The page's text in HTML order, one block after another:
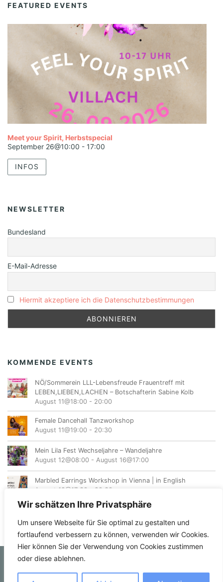
Wir schätzen Ihre Privatsphäre
Um unsere Webseite für Sie optimal zu gestalten und
fortlaufend verbessern zu können, verwenden wir Cookies.
Hier können Sie der Verwendung von Cookies zustimmen
oder diese ablehnen.
FEATURED EVENTS
Meet your Spirit, Herbstspecial
September 26@10:00 - 17:00
INFOS
NEWSLETTER
Bundesland
E-Mail-Adresse
Hiermit akzeptiere ich die Datenschutzbestimmungen
KOMMENDE EVENTS
NÖ/Sommerein LLL-Lebensfreude Frauentreff mit
LEBEN,LIEBEN,LACHEN – Botschafterin Sabine Kolb
August 11@18:00 - 20:00
Female Dancehall Tanzworkshop
August 11@19:00 - 20:30
Mein Lila Fest Wechseljahre – Wandeljahre
August 12@08:00 - August 16@17:00
Marbled Earrings Workshop in Vienna | in English
August 12@17:30
20:30